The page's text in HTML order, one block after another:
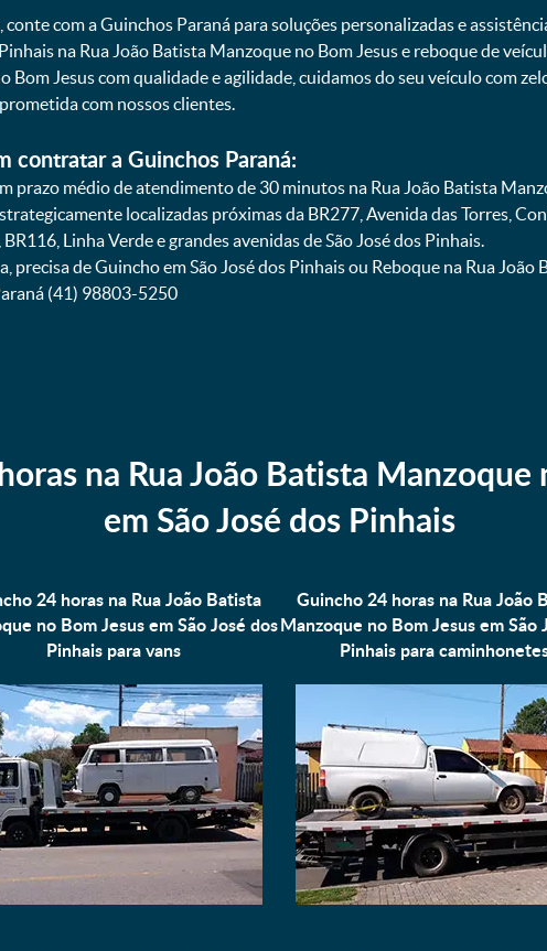
com a Guinchos Paraná para soluções personalizadas e
na Rua João Batista Manzoque no Bom Jesus e reboque de
Bom Jesus com qualidade e agilidade, cuidamos do seu veículo com
com nossos clientes.
contratar a Guinchos Paraná:
prazo médio de atendimento de 30 minutos na Rua João Batista
localizadas próximas da BR277, Avenida das Torres,
Linha Verde e grandes avenidas de São José dos Pinhais.
precisa de Guincho em São José dos Pinhais ou Reboque na Rua
(41) 98803-5250
na Rua João Batista Manzoque
em São José dos Pinhais
24 horas na Rua João Batista
no Bom Jesus em São José dos
Pinhais paravans
Guincho 24 horas na Rua João
Manzoque no Bom Jesus em São
Pinhais para